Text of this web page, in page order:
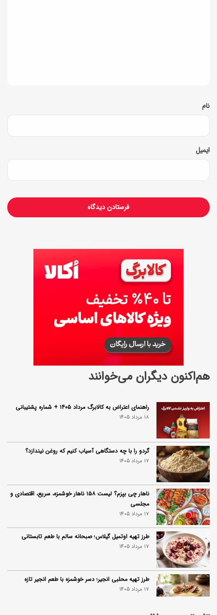
*
نام
ایمیل
هم‌اکنون دیگران می‌خوانند
راهنمای اعتراض به کالابرگ مرداد ۱۴۰۵ + شماره پشتیبانی
18 مرداد 1405
گردو را با چه دستگاهی آسیاب کنیم که روغن نیندازد؟
17 مرداد 1405
ناهار چی بپزم؟ لیست ۱۵۸ ناهار خوشمزه، سریع، اقتصادی و
مجلسی
17 مرداد 1405
طرز تهیه اوتمیل گیلاس؛ صبحانه سالم با طعم تابستانی
17 مرداد 1405
طرز تهیه محلبی انجیر؛ دسر خوشمزه با طعم انجیر تازه
17 مرداد 1405